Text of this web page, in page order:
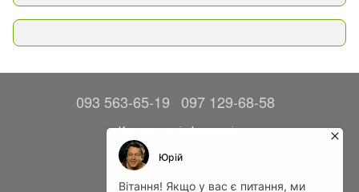
093 563-65-19 097 129-68-58
Контактна інформація
Повна версія сайту
© 2014—2026